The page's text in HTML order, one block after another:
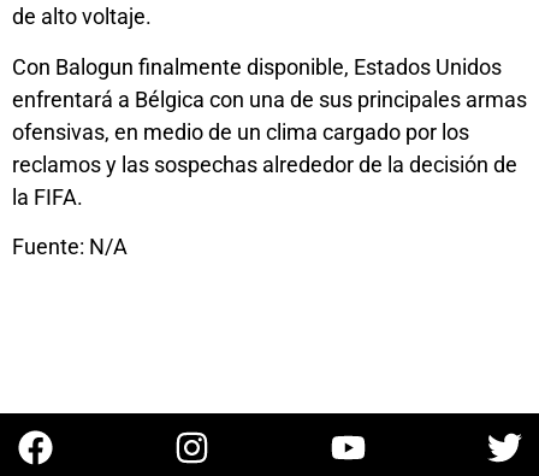
de alto voltaje.
Con Balogun finalmente disponible, Estados Unidos
enfrentará a Bélgica con una de sus principales armas
ofensivas, en medio de un clima cargado por los
reclamos y las sospechas alrededor de la decisión de
la FIFA.
Fuente: N/A